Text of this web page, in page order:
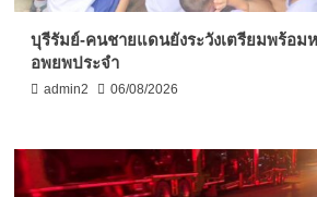
บุรีรัมย์-คนชายแดนยังระวังเตรียมพร้อม
อพยพประจำ
admin2 06/08/2026